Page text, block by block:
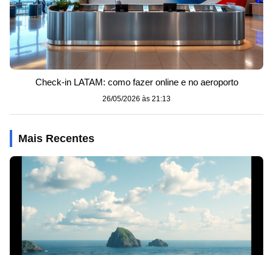
Check-in LATAM: como fazer online e no aeroporto
26/05/2026 às 21:13
Mais Recentes